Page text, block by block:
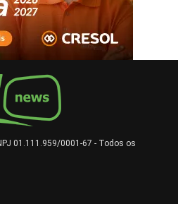
01.111.959/0001-67 - Todos os